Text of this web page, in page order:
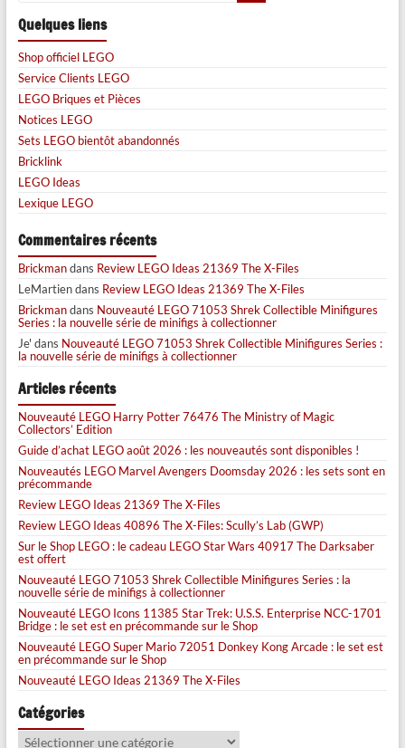
Quelques liens
Shop officiel LEGO
Service Clients LEGO
LEGO Briques et Pièces
Notices LEGO
Sets LEGO bientôt abandonnés
Bricklink
LEGO Ideas
Lexique LEGO
Commentaires récents
Brickmandans Review LEGO Ideas 21369 The X-Files
LeMartiendans Review LEGO Ideas 21369 The X-Files
Brickmandans Nouveauté LEGO 71053 Shrek Collectible Minifigures
Series : la nouvelle série de minifigs à collectionner
Je' dans Nouveauté LEGO 71053 Shrek Collectible Minifigures Series :
la nouvelle série de minifigs à collectionner
Articles récents
Nouveauté LEGO Harry Potter 76476 The Ministry of Magic
Collectors’ Edition
Guide d’achat LEGO août 2026 : les nouveautés sont disponibles !
Nouveautés LEGO Marvel Avengers Doomsday 2026 : les sets sont en
précommande
Review LEGO Ideas 21369 The X-Files
Review LEGO Ideas 40896 The X-Files: Scully’s Lab (GWP)
Sur le Shop LEGO : le cadeau LEGO Star Wars 40917 The Darksaber
est offert
Nouveauté LEGO 71053 Shrek Collectible Minifigures Series : la
nouvelle série de minifigs à collectionner
Nouveauté LEGO Icons 11385 Star Trek: U.S.S. Enterprise NCC-1701
Bridge : le set est en précommande sur le Shop
Nouveauté LEGO Super Mario 72051 Donkey Kong Arcade : le set est
en précommande sur le Shop
Nouveauté LEGO Ideas 21369 The X-Files
Catégories
Catégories